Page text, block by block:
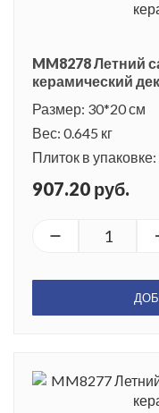
MM8278 Летний
керамический
Размер: 30*20 см
Вес: 0.645 кг
Плиток в упаковке:
907.20 руб.